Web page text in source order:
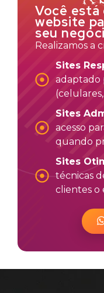
Você está
website
seu
Realizamos a
Sites
adaptado
Sites
acesso
quando
Sites
técnicas
clientes o